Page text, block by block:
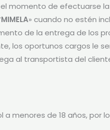
momento de efectuarse
MIMELA» cuando no estén
de la entrega de los
los oportunos cargos le
al transportista del
a menores de 18 años, por